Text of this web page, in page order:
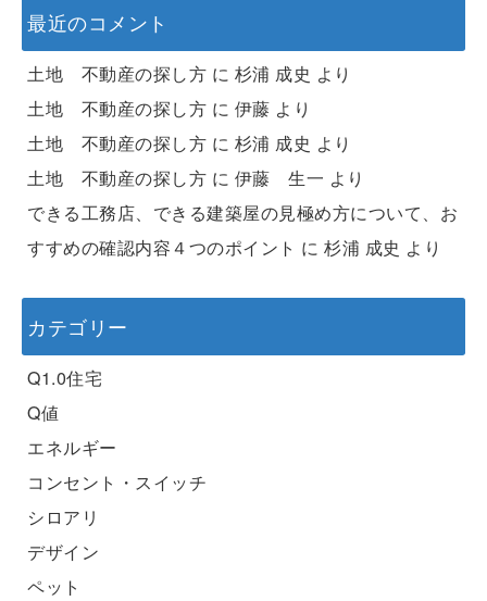
最近のコメント
土地 不動産の探し方 に 杉浦 成史 より
土地 不動産の探し方 に 伊藤 より
土地 不動産の探し方 に 杉浦 成史 より
土地 不動産の探し方 に 伊藤 生一 より
できる工務店、できる建築屋の見極め方について、お
すすめの確認内容４つのポイント に 杉浦 成史 より
カテゴリー
Q1.0住宅
Q値
エネルギー
コンセント・スイッチ
シロアリ
デザイン
ペット